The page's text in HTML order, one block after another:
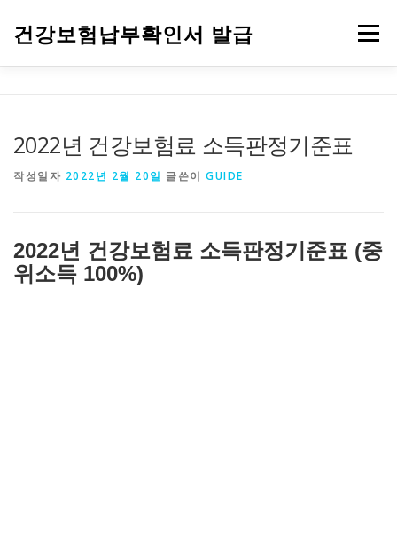
건강보험납부확인서 발급 메뉴
2022년 건강보험료 소득판정기준표
작성일자 2022년 2월 20일 글쓴이 GUIDE
2022년 건강보험료 소득판정기준표 (중
위소득 100%)